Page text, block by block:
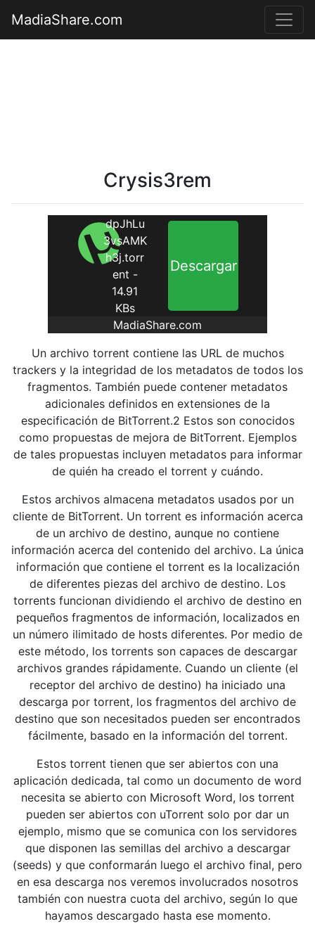
MadiaShare.com
Crysis3rem
dpJhLu
3vsAMK
h3j.torr
ent -
14.91
KBs
Descargar
MadiaShare.com
Un archivo torrent contiene las URL de muchos
trackers y la integridad de los metadatos de todos los
fragmentos. También puede contener metadatos
adicionales definidos en extensiones de la
especificación de BitTorrent.2 Estos son conocidos
como propuestas de mejora de BitTorrent. Ejemplos
de tales propuestas incluyen metadatos para informar
de quién ha creado el torrent y cuándo.
Estos archivos almacena metadatos usados por un
cliente de BitTorrent. Un torrent es información acerca
de un archivo de destino, aunque no contiene
información acerca del contenido del archivo. La única
información que contiene el torrent es la localización
de diferentes piezas del archivo de destino. Los
torrents funcionan dividiendo el archivo de destino en
pequeños fragmentos de información, localizados en
un número ilimitado de hosts diferentes. Por medio de
este método, los torrents son capaces de descargar
archivos grandes rápidamente. Cuando un cliente (el
receptor del archivo de destino) ha iniciado una
descarga por torrent, los fragmentos del archivo de
destino que son necesitados pueden ser encontrados
fácilmente, basado en la información del torrent.
Estos torrent tienen que ser abiertos con una
aplicación dedicada, tal como un documento de word
necesita se abierto con Microsoft Word, los torrent
pueden ser abiertos con uTorrent solo por dar un
ejemplo, mismo que se comunica con los servidores
que disponen las semillas del archivo a descargar
(seeds) y que conformarán luego el archivo final, pero
en esa descarga nos veremos involucrados nosotros
también con nuestra cuota del archivo, según lo que
hayamos descargado hasta ese momento.